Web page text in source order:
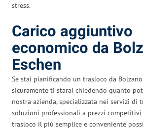
stress.
Carico aggiuntivo
economico da
Eschen
Se stai pianificando un trasloco da Bolzano
sicuramente ti starai chiedendo quanto
nostra azienda, specializzata nei servizi di
soluzioni professionali a prezzi
trasloco il più semplice e conveniente